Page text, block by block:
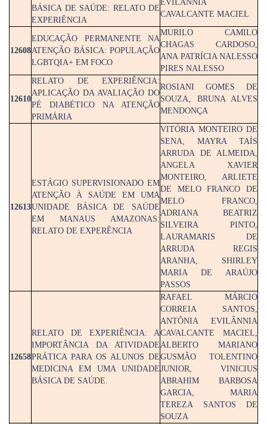
BÁSICA DE SAÚDE: RELATO DE
EXPERIÊNCIA
EVILÂNNIA
CAVALCANTE MACIEL
12608
EDUCAÇÃO PERMANENTE NA
ATENÇÃO BÁSICA: POPULAÇÃO
LGBTQIA+ EM FOCO
MURILO CAMILO
CHAGAS CARDOSO,
ANA PATRÍCIA NALESSO
PIRES NALESSO
12610
RELATO DE EXPERIÊNCIA:
APLICAÇÃO DA AVALIAÇÃO DO
PÉ DIABÉTICO NA ATENÇÃO
PRIMÁRIA
ROSIANI GOMES DE
SOUZA, BRUNA ALVES
MENDONÇA
12613
ESTÁGIO SUPERVISIONADO EM
ATENÇÃO À SAÚDE EM UMA
UNIDADE BÁSICA DE SAÚDE
EM MANAUS AMAZONAS:
RELATO DE EXPERÊNCIA
VITÓRIA MONTEIRO DE
SENA, MAYRA TAÍS
ARRUDA DE ALMEIDA,
ANGELA XAVIER
MONTEIRO, ARLIETE
DE MELO FRANCO DE
MELO FRANCO,
ADRIANA BEATRIZ
SILVEIRA PINTO,
LAURAMARIS DE
ARRUDA REGIS
ARANHA, SHIRLEY
MARIA DE ARAÚJO
PASSOS
12658
RELATO DE EXPERIÊNCIA: A
IMPORTÂNCIA DA ATIVIDADE
PRÁTICA PARA OS ALUNOS DE
MEDICINA EM UMA UNIDADE
BÁSICA DE SAÚDE.
RAFAEL MÁRCIO
CORREIA SANTOS,
ANTÔNIA EVILÂNNIA
CAVALCANTE MACIEL,
ALBERTO MARIANO
GUSMÃO TOLENTINO
JUNIOR, VINICIUS
ABRAHIM BARBOSA
GARCIA, MARIA
TEREZA SANTOS DE
SOUZA